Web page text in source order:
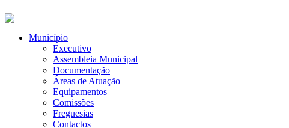
Município
Executivo
Assembleia Municipal
Documentação
Áreas de Atuação
Equipamentos
Comissões
Freguesias
Contactos